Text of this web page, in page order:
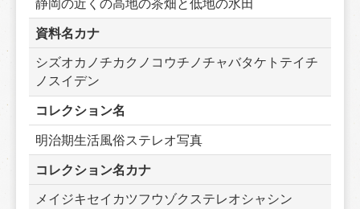
資料名カナ
シズオカノチカクノコウチノチャバタケトテイチ
ノスイデン
コレクション名
明治期生活風俗ステレオ写真
コレクション名カナ
メイジキセイカツフウゾクステレオシャシン